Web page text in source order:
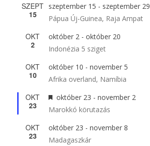
SZEPT
15
szeptember 15 - szeptember 29
Pápua Új-Guinea, Raja Ampat
OKT
2
október 2 - október 20
Indonézia 5 sziget
OKT
10
október 10 - november 5
Afrika overland, Namíbia
OKT
23
Kiemelt
október 23 - november 2
Marokkó körutazás
OKT
23
október 23 - november 8
Madagaszkár